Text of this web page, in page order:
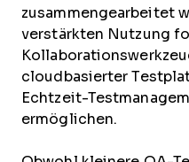
zusammengearbeitet
verstärkten Nutzung
cloudbasierter
Echtzeit-
ermöglichen.